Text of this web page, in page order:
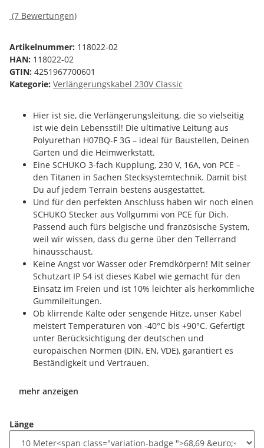
(7 Bewertungen)
Artikelnummer: 118022-02
HAN: 118022-02
GTIN: 4251967700601
Kategorie: Verlängerungskabel 230V Classic
Hier ist sie, die Verlängerungsleitung, die so vielseitig
ist wie dein Lebensstil! Die ultimative Leitung aus
Polyurethan H07BQ-F 3G – ideal für Baustellen, Deinen
Garten und die Heimwerkstatt.
Eine SCHUKO 3-fach Kupplung, 230 V, 16A, von PCE –
den Titanen in Sachen Stecksystemtechnik. Damit bist
Du auf jedem Terrain bestens ausgestattet.
Und für den perfekten Anschluss haben wir noch einen
SCHUKO Stecker aus Vollgummi von PCE für Dich.
Passend auch fürs belgische und französische System,
weil wir wissen, dass du gerne über den Tellerrand
hinausschaust.
Keine Angst vor Wasser oder Fremdkörpern! Mit seiner
Schutzart IP 54 ist dieses Kabel wie gemacht für den
Einsatz im Freien und ist 10% leichter als herkömmliche
Gummileitungen.
Ob klirrende Kälte oder sengende Hitze, unser Kabel
meistert Temperaturen von -40°C bis +90°C. Gefertigt
unter Berücksichtigung der deutschen und
europäischen Normen (DIN, EN, VDE), garantiert es
Beständigkeit und Vertrauen.
mehr anzeigen
Länge